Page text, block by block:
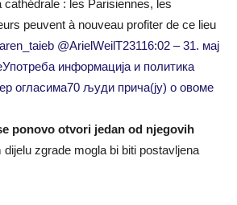
cathédrale : les Parisiennes, les
peuvent à nouveau profiter de ce lieu
@ArielWeilT23116:02 – 31. мај
Употреба информација и политика
огласима70 људи прича(ју) о овоме
ponovo otvori jedan od njegovih
dijelu zgrade mogla bi biti postavljena